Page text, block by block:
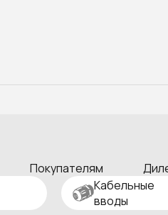
Покупателям
Кабельные
вводы